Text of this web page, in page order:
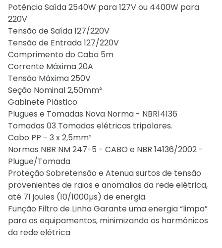
Potência Saída 2540W para 127V ou 4400W para
220V
Tensão de Saída 127/220V
Tensão de Entrada 127/220V
Comprimento do Cabo 5m
Corrente Máxima 20A
Tensão Máxima 250V
Seção Nominal 2,50mm²
Gabinete Plástico
Plugues e Tomadas Nova Norma - NBR14136
Tomadas 03 Tomadas elétricas tripolares.
Cabo PP - 3 x 2,5mm²
Normas NBR NM 247-5 - CABO e NBR 14136/2002 -
Plugue/Tomada
Proteção Sobretensão e Atenua surtos de tensão
provenientes de raios e anomalias da rede elétrica,
até 71 joules (10/1000µs) de energia.
Função Filtro de Linha Garante uma energia “limpa”
para os equipamentos, minimizando os harmônicos
da rede elétrica